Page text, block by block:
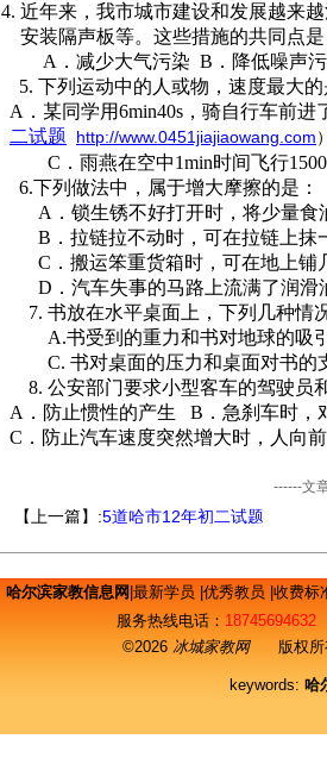
4. 近年来，我市城市建设和发展越来
安装隔声板等。这些措施的共同点
A ．减少大气污染 B ．降低噪声
5. 下列运动中的人或物，速度最大
A ．某同学用6min40s ，骑自行车前进
二试题
http://www.0451jiajiaowang.com
C ．雨燕在空中1min时间飞行
6.下列做法中，属于增大摩擦的是：
A．锁生锈不好打开时，将少量
B．拉链拉不动时，可在拉链上抹
C．搬运笨重货箱时，可在地上铺
D．汽车失事的马路上流满了润
7. 书放在水平桌面上，下列 几种情
A.书受到的重力和书对地球的吸
C. 书对桌面的压力和桌面对书的
8. 公安部门要求小型客车的驾驶员
A．防止惯性的产生 B．急刹车时，
C．防止汽车速度突然增大时，人向
------文
【上一篇】:5道哈市12年初二试题
哈尔滨家教信息网 最新学员 优秀教员 收费标
服务热线电话： 18745694632
©2026 冰城家教网版权所有
keywords: 哈